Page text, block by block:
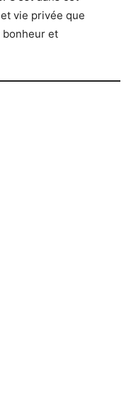
vie privée que
bonheur et